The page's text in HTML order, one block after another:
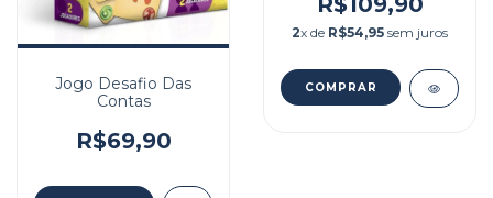
Jogo Desafio Das
Contas
R$69,90
2x de R$54,95 sem juros